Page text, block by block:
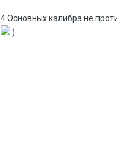
4 Основных калибра не